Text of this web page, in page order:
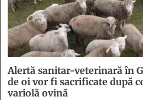
Alertă sanitar-veterinară în
de oi vor fi sacrificate după
variolă ovină